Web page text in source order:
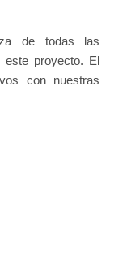
de todas las
este proyecto. El
con nuestras